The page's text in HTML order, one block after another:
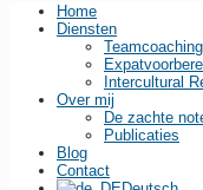
Home
Diensten
Teamcoaching
Intercultural
Over mij
De zachte
Publicaties
Blog
Contact